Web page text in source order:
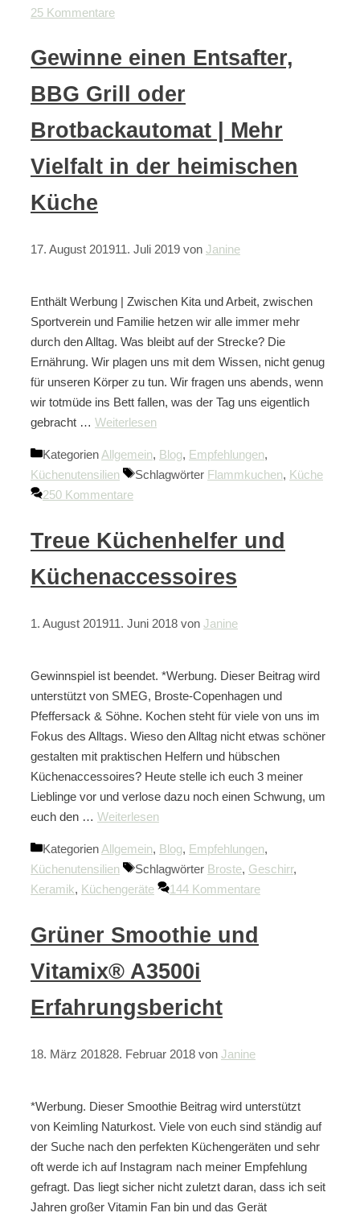
25 Kommentare
Gewinne einen Entsafter,
BBG Grill oder
Brotbackautomat | Mehr
Vielfalt in der heimischen
Küche
17. August 201911. Juli 2019 von Janine
Enthält Werbung | Zwischen Kita und Arbeit, zwischen
Sportverein und Familie hetzen wir alle immer mehr
durch den Alltag. Was bleibt auf der Strecke? Die
Ernährung. Wir plagen uns mit dem Wissen, nicht genug
für unseren Körper zu tun. Wir fragen uns abends, wenn
wir totmüde ins Bett fallen, was der Tag uns eigentlich
gebracht … Weiterlesen
Kategorien Allgemein, Blog, Empfehlungen,
Küchenutensilien
Schlagwörter Flammkuchen, Küche
250 Kommentare
Treue Küchenhelfer und
Küchenaccessoires
1. August 201911. Juni 2018 von Janine
Gewinnspiel ist beendet. *Werbung. Dieser Beitrag wird
unterstützt von SMEG, Broste-Copenhagen und
Pfeffersack & Söhne. Kochen steht für viele von uns im
Fokus des Alltags. Wieso den Alltag nicht etwas schöner
gestalten mit praktischen Helfern und hübschen
Küchenaccessoires? Heute stelle ich euch 3 meiner
Lieblinge vor und verlose dazu noch einen Schwung, um
euch den … Weiterlesen
Kategorien Allgemein, Blog, Empfehlungen,
Küchenutensilien
Schlagwörter Broste, Geschirr,
Keramik, Küchengeräte 144 Kommentare
Grüner Smoothie und
Vitamix® A3500i
Erfahrungsbericht
18. März 201828. Februar 2018 von Janine
*Werbung. Dieser Smoothie Beitrag wird unterstützt
von Keimling Naturkost. Viele von euch sind ständig auf
der Suche nach den perfekten Küchengeräten und sehr
oft werde ich auf Instagram nach meiner Empfehlung
gefragt. Das liegt sicher nicht zuletzt daran, dass ich seit
Jahren großer Vitamin Fan bin und das Gerät